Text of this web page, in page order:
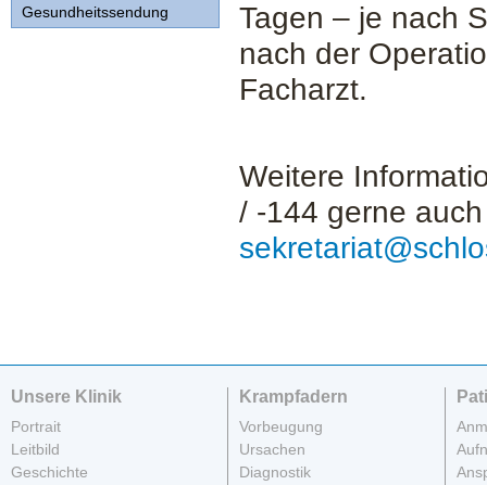
Gesundheitssendung
Tagen – je nach
nach der
Facharzt.
Weitere
/ -144 gerne
sekretariat@
Unsere Klinik
Portrait
Leitbild
Geschichte
Krampfadern
Vorbeugung
Ursachen
Diagnostik